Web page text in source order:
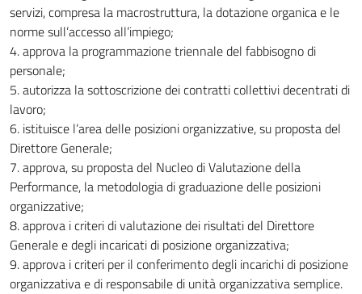
servizi, compresa la macrostruttura, la dotazione organica e le
norme sull’accesso all’impiego;
4. approva la programmazione triennale del fabbisogno di
personale;
5. autorizza la sottoscrizione dei contratti collettivi decentrati di
lavoro;
6. istituisce l’area delle posizioni organizzative, su proposta del
Direttore Generale;
7. approva, su proposta del Nucleo di Valutazione della
Performance, la metodologia di graduazione delle posizioni
organizzative;
8. approva i criteri di valutazione dei risultati del Direttore
Generale e degli incaricati di posizione organizzativa;
9. approva i criteri per il conferimento degli incarichi di posizione
organizzativa e di responsabile di unità organizzativa semplice.